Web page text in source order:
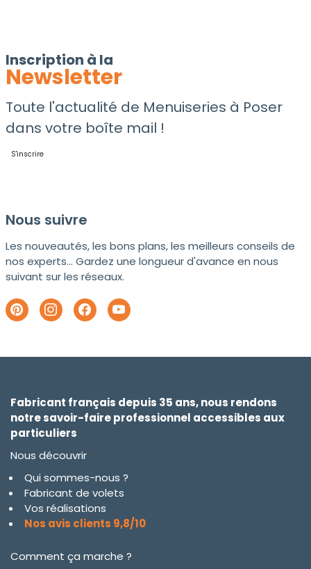
Inscription à la
Newsletter
Toute l'actualité de Menuiseries à Poser
dans votre boîte mail !
S'inscrire
Nous suivre
Les nouveautés, les bons plans, les meilleurs conseils de
nos experts... Gardez une longueur d'avance en nous
suivant sur les réseaux.
Fabricant français depuis 35 ans, nous rendons
notre savoir-faire professionnel accessibles aux
particuliers
Nous découvrir
Qui sommes-nous ?
Fabricant de volets
Vos réalisations
Nos avis clients 9,8/10
Comment ça marche ?